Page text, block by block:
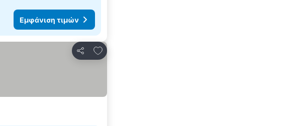
Εμφάνιση τιμών
Κοινοποίηση
Προσθήκη στα αγαπημένα